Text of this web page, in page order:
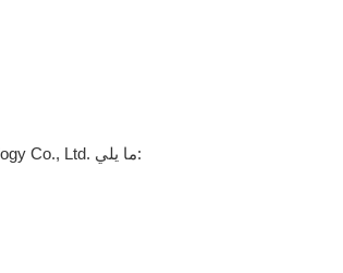
مع أكثر من 14 عامًا من الخبرة في إنتاج البطاقات والتغليف، تقدم شركة Chongqing Colorful Technology Co., Ltd. ما يلي: